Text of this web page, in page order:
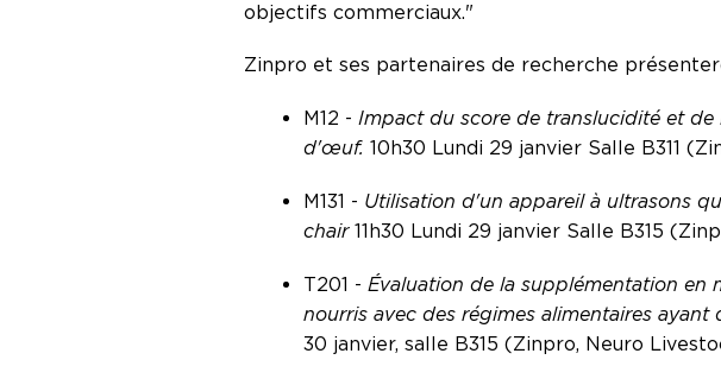
objectifs commerciaux."
Zinpro et ses partenaires de recherche
M12 - Impact du score de translucidité et
d'œuf. 10h30 Lundi 29 janvier Salle B311
M131 - Utilisation d'un appareil à ultrasons
chair 11h30 Lundi 29 janvier Salle B315
T201 - Évaluation de la supplémentation en
nourris avec des régimes alimentaires
30 janvier, salle B315 (Zinpro, Neuro